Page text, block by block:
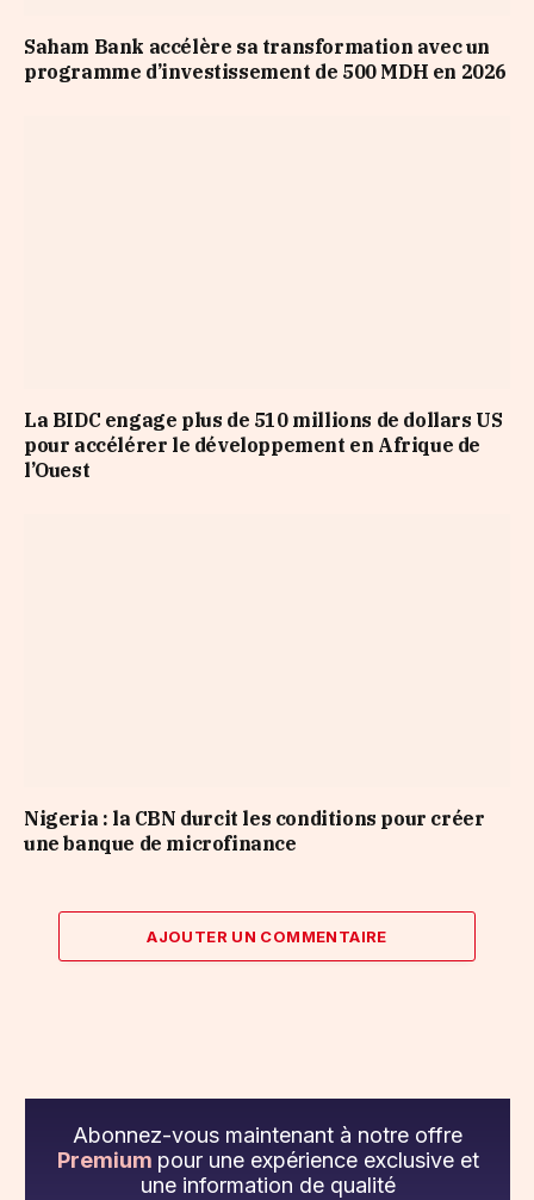
Saham Bank accélère sa transformation avec un
programme d’investissement de 500 MDH en 2026
La BIDC engage plus de 510 millions de dollars US
pour accélérer le développement en Afrique de
l’Ouest
Nigeria : la CBN durcit les conditions pour créer
une banque de microfinance
AJOUTER UN COMMENTAIRE
Abonnez-vous maintenant à notre offre
Premium pour une expérience exclusive et
une information de qualité